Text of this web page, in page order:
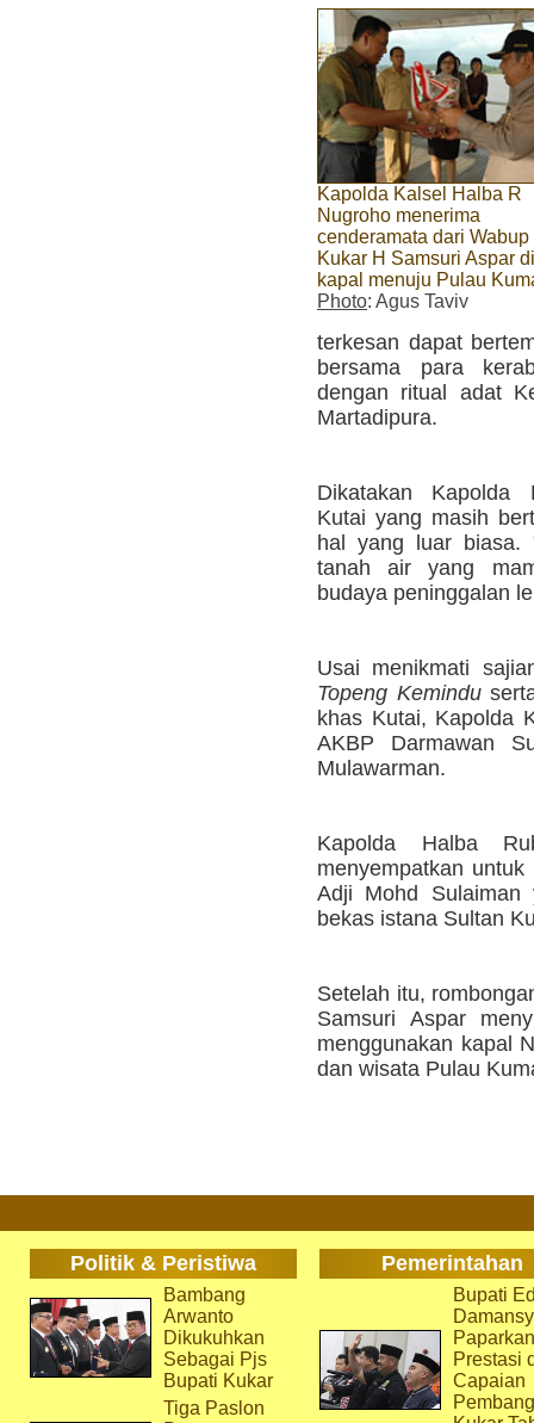
Kapolda Kalsel Halba R
Nugroho menerima
cenderamata dari Wabup
Kukar H Samsuri Aspar
kapal menuju Pulau
Photo: Agus Taviv
terkesan dapat
bersama para
dengan ritual adat
Martadipura.
Dikatakan Kapolda
Kutai yang masih
hal yang luar biasa.
tanah air yang
budaya peninggalan
Usai menikmati
Topeng Kemindu
khas Kutai, Kapolda
AKBP Darmawan
Mulawarman.
Kapolda Halba
menyempatkan
Adji Mohd Sulaiman
bekas istana Sultan
Setelah itu,
Samsuri Aspar
menggunakan kapal
dan wisata Pulau
Politik & Peristiwa Pemerintahan
Bambang
Arwanto
Dikukuhkan
Sebagai Pjs
Bupati Kukar
Tiga Paslon
Bupati
Paparkan
Prestasi
Capaian